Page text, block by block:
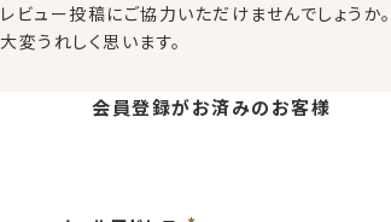
レビュー投稿にご協力いただけませんでしょうか。
大変うれしく思います。
会員登録がお済みのお客様